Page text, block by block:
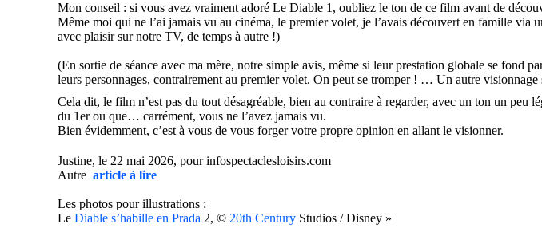
Mon conseil : si vous avez vraiment adoré Le Diable 1, oubliez le ton de ce film avant de
Même moi qui ne l’ai jamais vu au cinéma, le premier volet, je l’avais découvert en famille
avec plaisir sur notre TV, de temps à autre !)
(En sortie de séance avec ma mère, notre simple avis, même si leur prestation globale se fond
leurs personnages, contrairement au premier volet. On peut se tromper ! … Un autre visionnage
Cela dit, le film n’est pas du tout désagréable, bien au contraire à regarder, avec un ton un peu
du 1er ou que… carrément, vous ne l’avez jamais vu.
Bien évidemment, c’est à vous de vous forger votre propre opinion en allant le visionner.
Justine, le 22 mai 2026, pour infospectaclesloisirs.com
Autre article à lire
Les photos pour illustrations :
Le Diable s’habille en Prada 2, © 20th Century Studios / Disney »